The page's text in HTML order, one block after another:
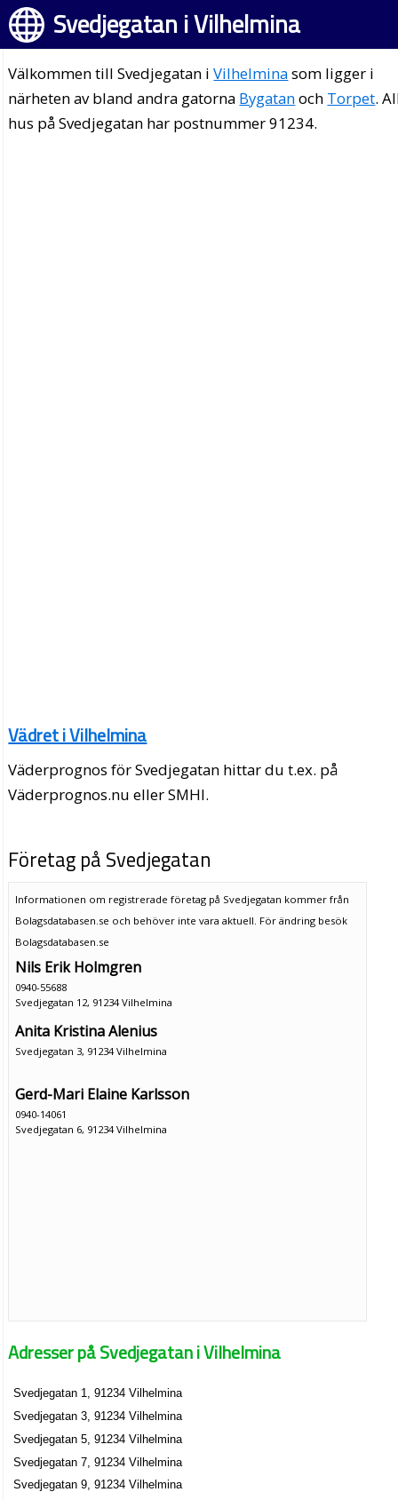
Svedjegatan i Vilhelmina
Välkommen till Svedjegatan iVilhelminasom ligger i
närheten av bland andra gatorna Bygatanoch Torpet.
hus på Svedjegatan har postnummer 91234.
Vädret i Vilhelmina
Väderprognos för Svedjegatan hittar du t.ex. på
Väderprognos.nu eller SMHI.
Företag på Svedjegatan
Informationen om registrerade företag på Svedjegatan kommer från
Bolagsdatabasen.se och behöver inte vara aktuell. För ändring besök
Bolagsdatabasen.se
Nils Erik Holmgren
0940-55688
Svedjegatan 12, 91234 Vilhelmina
Anita Kristina Alenius
Svedjegatan 3, 91234 Vilhelmina
Gerd-Mari Elaine Karlsson
0940-14061
Svedjegatan 6, 91234 Vilhelmina
Adresser på Svedjegatan i Vilhelmina
Svedjegatan 1, 91234 Vilhelmina
Svedjegatan 3, 91234 Vilhelmina
Svedjegatan 5, 91234 Vilhelmina
Svedjegatan 7, 91234 Vilhelmina
Svedjegatan 9, 91234 Vilhelmina